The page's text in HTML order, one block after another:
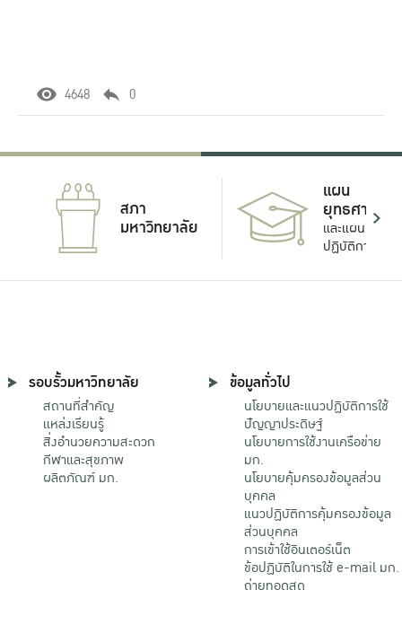
4648 0
สภา
มหาวิทยาลัย
แผน
ยุทธศาสตร์
และแผน
ปฏิบัติการ
รอบรั้วมหาวิทยาลัย
สถานที่สำคัญ
แหล่งเรียนรู้
สิ่งอำนวยความสะดวก
กีฬาและสุขภาพ
ผลิตภัณฑ์ มก.
ข้อมูลทั่วไป
นโยบายและแนวปฏิบัติการใช้
ปัญญาประดิษฐ์
นโยบายการใช้งานเครือข่าย
มก.
นโยบายคุ้มครองข้อมูลส่วน
บุคคล
แนวปฏิบัติการคุ้มครองข้อมูล
ส่วนบุคคล
การเข้าใช้อินเตอร์เน็ต
ข้อปฏิบัติในการใช้ e-mail มก.
ถ่ายทอดสด